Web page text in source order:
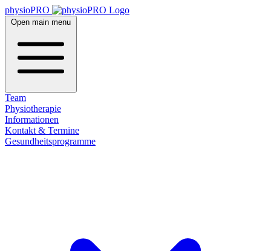
physioPRO
Open main menu
Team
Physiotherapie
Informationen
Kontakt & Termine
Gesundheitsprogramme